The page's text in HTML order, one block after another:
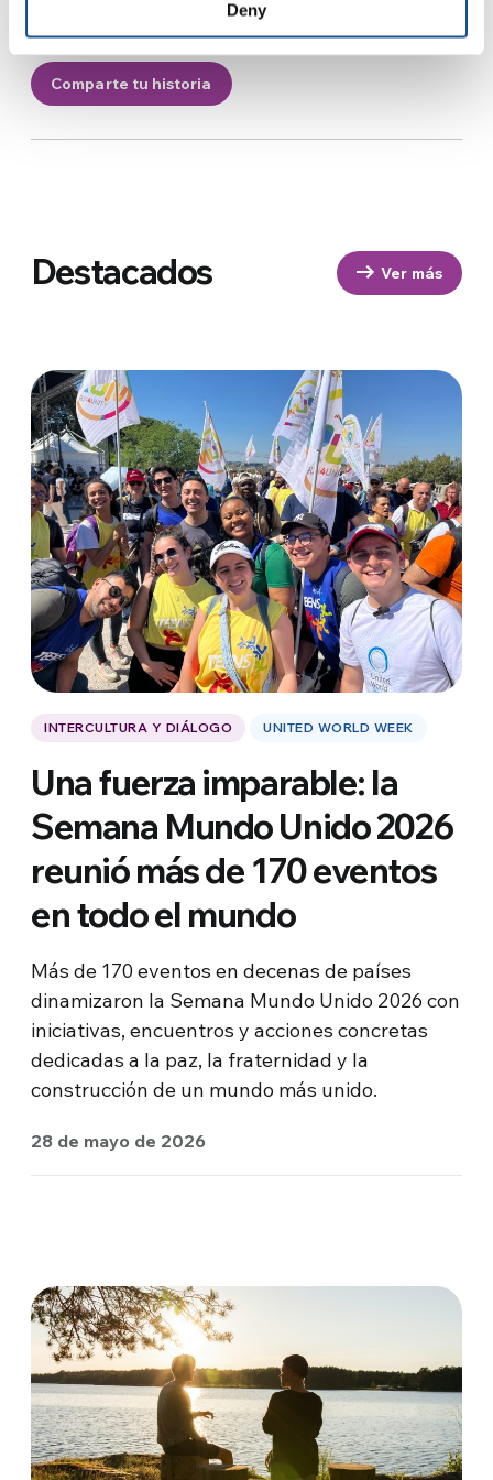
Deny
inspirar el cambio más allá de tu comunidad.
Comparte tu historia
Destacados Ver más
INTERCULTURA Y DIÁLOGO UNITED WORLD WEEK
Una fuerza imparable: la
Semana Mundo Unido 2026
reunió más de 170 eventos
en todo el mundo
Más de 170 eventos en decenas de países
dinamizaron la Semana Mundo Unido 2026 con
iniciativas, encuentros y acciones concretas
dedicadas a la paz, la fraternidad y la
construcción de un mundo más unido.
28 de mayo de 2026